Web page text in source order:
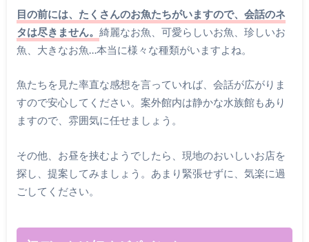
目の前には、たくさんのお魚たちがいますので、会話のネ
タは尽きません。 綺麗なお魚、可愛らしいお魚、珍しいお
魚、大きなお魚…本当に様々な種類がいますよね。
魚たちを見た率直な感想を言っていれば、会話が広がりま
すので安心してください。案外館内は静かな水族館もあり
ますので、雰囲気に任せましょう。
その他、お昼を挟むようでしたら、現地のおいしいお店を
探し、提案してみましょう。あまり緊張せずに、気楽に過
ごしてください。